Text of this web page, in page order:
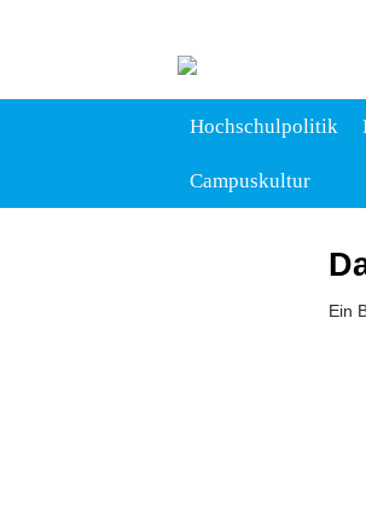
Hochschulpolitik
Campuskultur
Ein